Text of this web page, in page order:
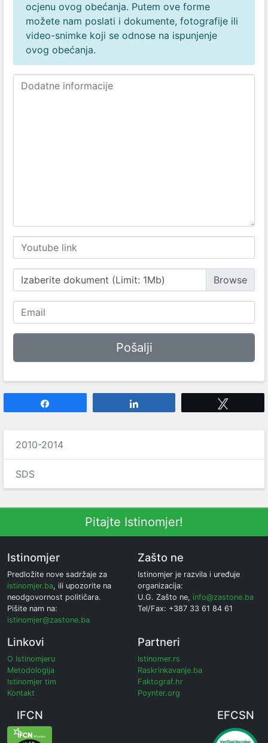
ocjenu ovog obećanja. Putem ove forme
možete nam poslati i dokumente, fotografije ili
video-snimke koji se odnose na ispunjenje
ovog obećanja.
Izaberite dokument (Limit: 1Mb)
2010-2014
SDS
Pitajte Istinomjer!
Istinomjer
Predložite nove sadržaje za
istinomjer.ba, ili upozorite na
neodgovornost političara.
Pišite nam na:
istinomjer@zastone.ba
Zašto ne
Istinomjer je razvila i uređuje
organizacija:
U.G. Zašto ne, info@zastone.ba
Tel/Fax: +387 33 61 84 61
Linkovi
O Istinomjeru
Metodologija
Istinomjer tim
Kontakt
Partneri
Istinomer.rs
Raskrinkavanje.ba
Faktograf.hr
Poynter.org
IFCN EFCSN